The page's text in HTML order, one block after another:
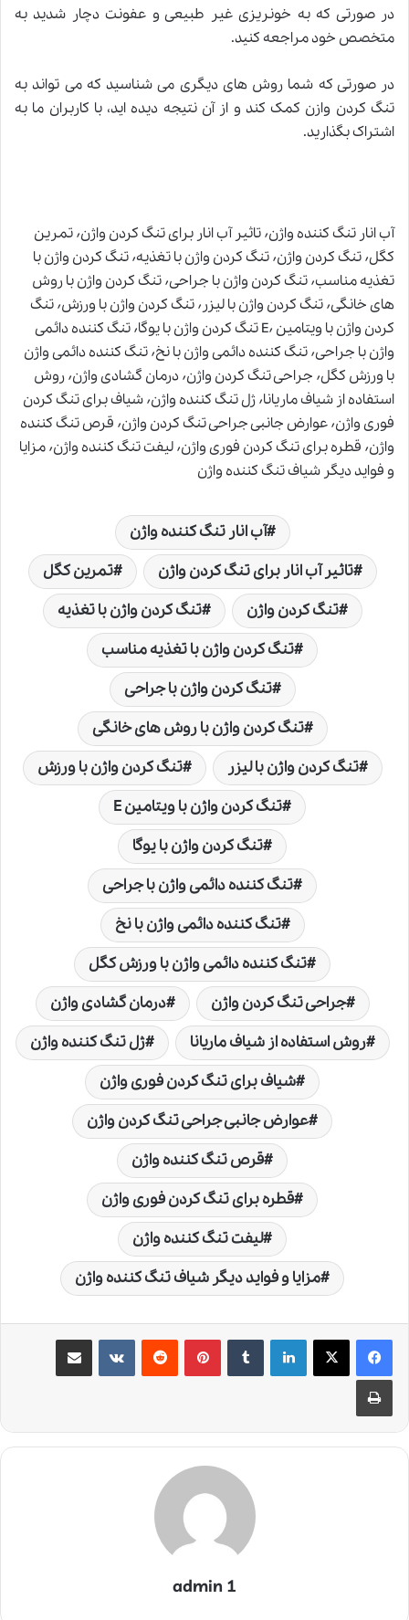
در صورتی که به خونریزی غیر طبیعی و عفونت دچار شدید به
متخصص خود مراجعه کنید.
در صورتی که شما روش های دیگری می شناسید که می تواند به
تنگ کردن وازن کمک کند و از آن نتیجه دیده اید، با کاربران ما به
اشتراک بگذارید.
آب انار تنگ کننده واژن٬ تاثیر آب انار برای تنگ کردن واژن٬ تمرین
کگل٬ تنگ کردن واژن٬ تنگ کردن واژن با تغذیه٬ تنگ کردن واژن با
تغذیه مناسب٬ تنگ کردن واژن با جراحی٬ تنگ کردن واژن با روش
های خانگی٬ تنگ کردن واژن با لیزر٬ تنگ کردن واژن با ورزش٬ تنگ
کردن واژن با ویتامین E٬ تنگ کردن واژن با یوگا٬ تنگ کننده دائمی
واژن با جراحی٬ تنگ کننده دائمی واژن با نخ٬ تنگ کننده دائمی واژن
با ورزش کگل٬ جراحی تنگ کردن واژن٬ درمان گشادی واژن٬ روش
استفاده از شیاف ماریانا٬ ژل تنگ کننده واژن٬ شیاف برای تنگ کردن
فوری واژن٬ عوارض جانبی جراحی تنگ کردن واژن٬ قرص تنگ کننده
واژن٬ قطره برای تنگ کردن فوری واژن٬ لیفت تنگ کننده واژن٬ مزایا
و فواید دیگر شیاف تنگ کننده واژن
آب انار تنگ کننده واژن
تاثیر آب انار برای تنگ کردن واژن
تمرین کگل
تنگ کردن واژن
تنگ کردن واژن با تغذیه
تنگ کردن واژن با تغذیه مناسب
تنگ کردن واژن با جراحی
تنگ کردن واژن با روش های خانگی
تنگ کردن واژن با لیزر
تنگ کردن واژن با ورزش
تنگ کردن واژن با ویتامین E
تنگ کردن واژن با یوگا
تنگ کننده دائمی واژن با جراحی
تنگ کننده دائمی واژن با نخ
تنگ کننده دائمی واژن با ورزش کگل
جراحی تنگ کردن واژن
درمان گشادی واژن
روش استفاده از شیاف ماریانا
ژل تنگ کننده واژن
شیاف برای تنگ کردن فوری واژن
عوارض جانبی جراحی تنگ کردن واژن
قرص تنگ کننده واژن
قطره برای تنگ کردن فوری واژن
لیفت تنگ کننده واژن
مزایا و فواید دیگر شیاف تنگ کننده واژن
لینکدین ‫تامبلر ‫پین‌ترست‫رددیت ‫VKontakteاشتراک گذاری از طریق ایمیل
چاپ
admin 1